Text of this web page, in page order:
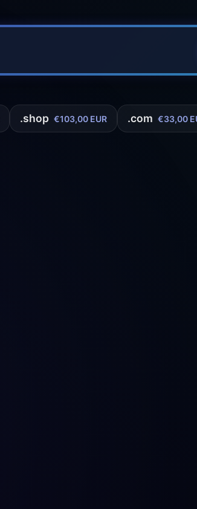
.shop €103,00 EUR .com €33,00